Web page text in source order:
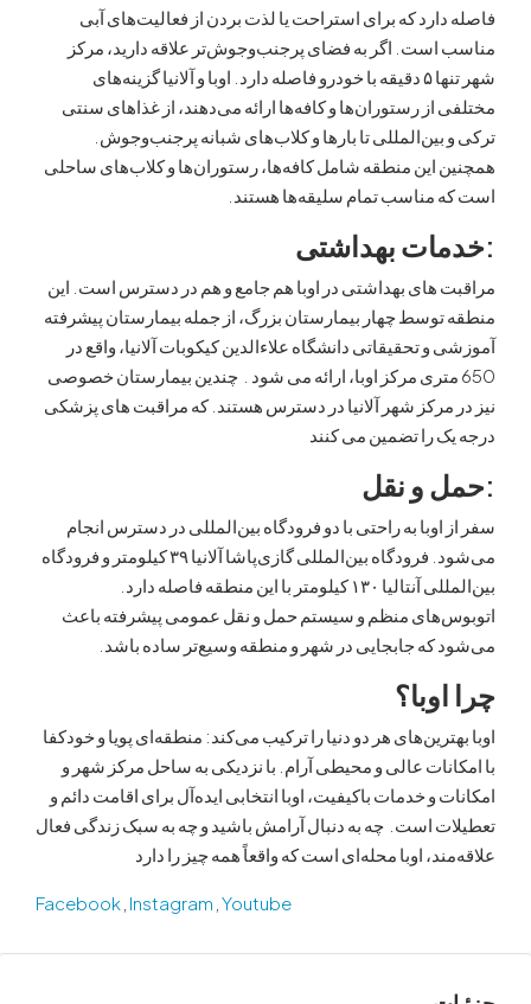
که برای استراحت یا لذت بردن از فعالیت‌های آبی
اگر به فضای پرجنب‌وجوش‌تر علاقه دارید، مرکز
شهر تنها ۵ دقیقه با خودرو فاصله دارد. اوبا و آلانیا گزینه‌های
از رستوران‌ها و کافه‌ها ارائه می‌دهند، از غذاهای سنتی
تا بارها و کلاب‌های شبانه پرجنب‌وجوش.
این منطقه شامل کافه‌ها، رستوران‌ها و کلاب‌های ساحلی
مناسب تمام سلیقه‌ها هستند.
بهداشتی
های بهداشتی در اوبا هم جامع و هم در دسترس است. این
چهار بیمارستان بزرگ، از جمله بیمارستان پیشرفته
تحقیقاتی دانشگاه علاءالدین کیکوبات آلانیا، واقع در
متری مرکز اوبا، ارائه می شود . چندین بیمارستان خصوصی
مرکز شهر آلانیا در دسترس هستند. که مراقبت های پزشکی
را تضمین می کنند
و نقل
به راحتی با دو فرودگاه بین‌المللی در دسترس انجام
می‌شود. فرودگاه بین‌المللی گازی‌پاشا آلانیا ۳۹ کیلومتر و فرودگاه
بین‌المللی آنتالیا ۱۳۰ کیلومتر با این منطقه فاصله دارد.
منظم و سیستم حمل و نقل عمومی پیشرفته باعث
جابجایی در شهر و منطقه وسیع‌تر ساده باشد.
هر دو دنیا را ترکیب می‌کند: منطقه‌ای پویا و خودکفا
عالی و محیطی آرام. با نزدیکی به ساحل مرکز شهر و
و خدمات باکیفیت، اوبا انتخابی ایده‌آل برای اقامت دائم و
است. چه به دنبال آرامش باشید و چه به سبک زندگی فعال
اوبا محله‌ای است که واقعاً همه چیز را دارد
Facebook,Instagram